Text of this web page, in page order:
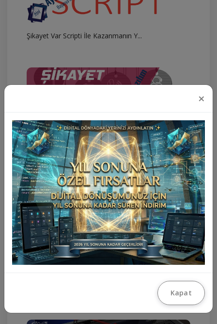
Şikayet Var Scripti İle Kazanmanın Y...
Profesyonel Şikayet Scripti
×
Kapat